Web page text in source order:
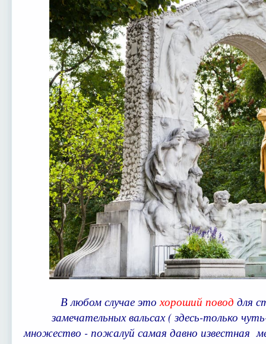
В любом случае это хороший повод для
замечательных вальсах ( здесь-только
множество - пожалуй самая давно известная